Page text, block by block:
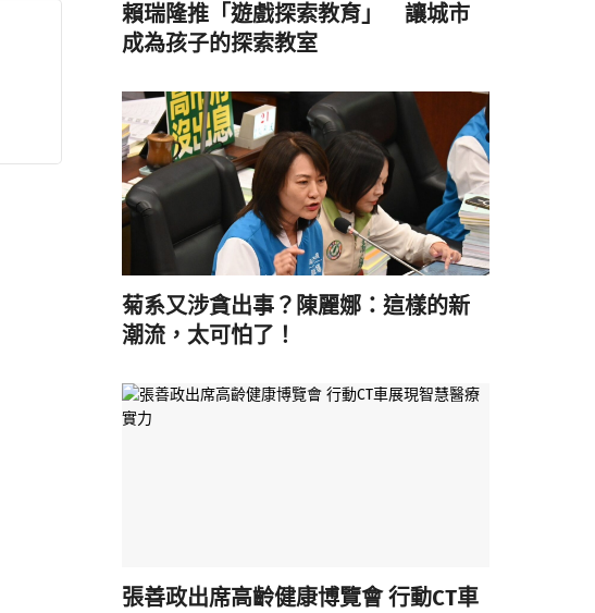
賴瑞隆推「遊戲探索教育」 讓城市
成為孩子的探索教室
菊系又涉貪出事？陳麗娜：這樣的新
潮流，太可怕了！
張善政出席高齡健康博覽會 行動CT車